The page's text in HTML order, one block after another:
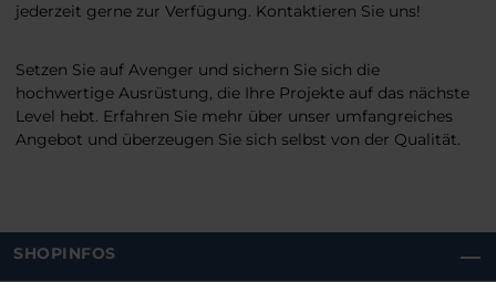
jederzeit gerne zur Verfügung. Kontaktieren Sie uns!
Setzen Sie auf Avenger und sichern Sie sich die
hochwertige Ausrüstung, die Ihre Projekte auf das nächste
Level hebt. Erfahren Sie mehr über unser umfangreiches
Angebot und überzeugen Sie sich selbst von der Qualität.
SHOPINFOS